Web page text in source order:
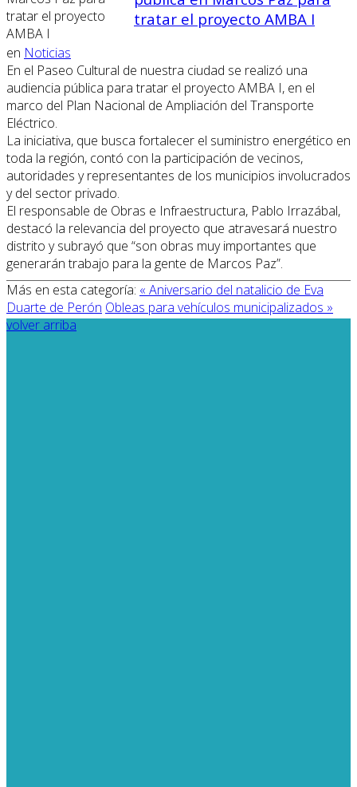
tratar el proyecto AMBA I
en Noticias
En el Paseo Cultural de nuestra ciudad se realizó una
audiencia pública para tratar el proyecto AMBA I, en el
marco del Plan Nacional de Ampliación del Transporte
Eléctrico.
La iniciativa, que busca fortalecer el suministro energético en
toda la región, contó con la participación de vecinos,
autoridades y representantes de los municipios involucrados
y del sector privado.
El responsable de Obras e Infraestructura, Pablo Irrazábal,
destacó la relevancia del proyecto que atravesará nuestro
distrito y subrayó que “son obras muy importantes que
generarán trabajo para la gente de Marcos Paz”.
Más en esta categoría: « Aniversario del natalicio de Eva
Duarte de Perón Obleas para vehículos municipalizados »
volver arriba